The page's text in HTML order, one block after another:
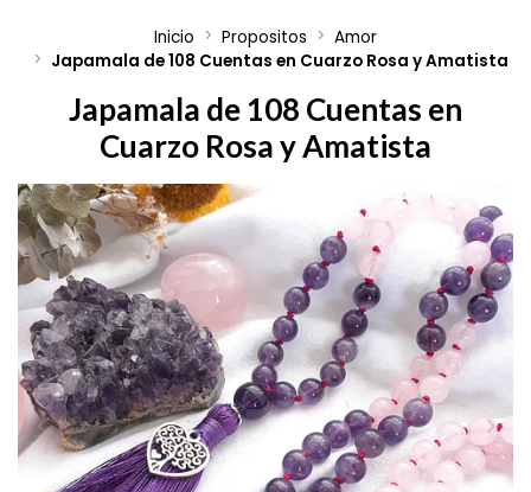
Inicio Propositos
Amor
Japamala de 108 Cuentas en Cuarzo Rosa y Amatista
Japamala de 108 Cuentas en
Cuarzo Rosa y Amatista